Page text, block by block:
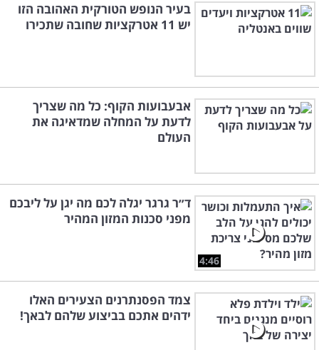
בעיר הנופש הטורקית האהובה הזו
יש 11 אטרקציות שחובה שתכירו
אבעבועות הקוף: כל מה שצריך
לדעת על המחלה שמדאיגה את
העולם
4:46
ד״ר גרגר יגלה לכם מה יגן על ליבכם
מפני סכנות המזון המהיר
צמד הפסנתרנים הצעירים האלו
ידהים אתכם בביצוע שלהם לבאך!